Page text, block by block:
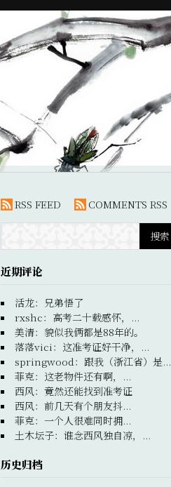
RSS FEED COMMENTS RSS
近期评论
活龙： 兄弟悟了
rxshc： 高考二十载感怀，...
美清： 貌似我俩都是88年的。
落落vici ： 这准考证好干净，...
springwood ： 跟我（浙江省）是...
菲克： 这老物件还有啊，...
西风： 竟然还能找到准考证
西风： 前几天有个朋友抖...
菲克： 一个人很难同时拥...
土木坛子： 谁念西风独自凉，...
历史归档